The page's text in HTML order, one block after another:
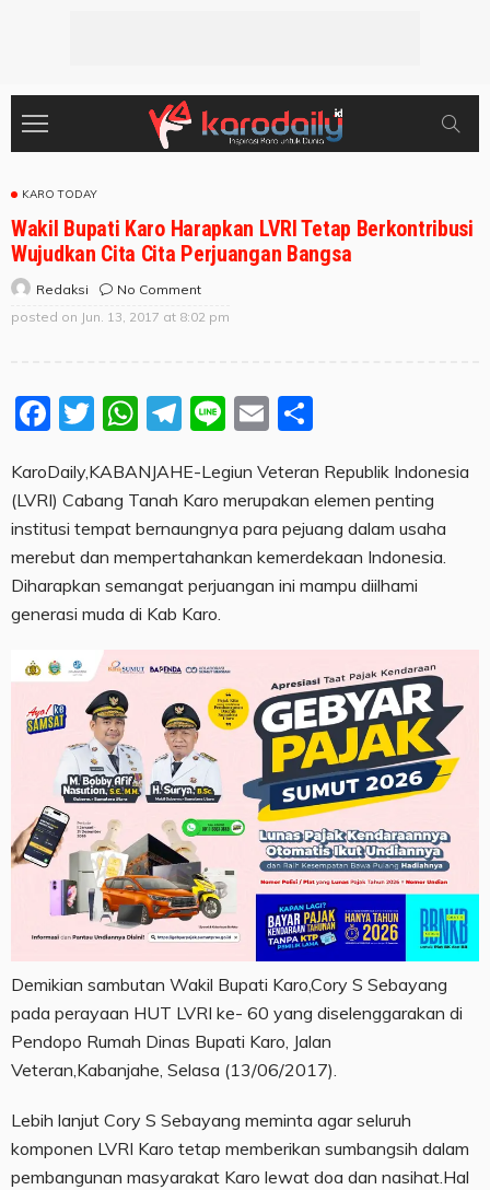
KARO TODAY
Wakil Bupati Karo Harapkan LVRI Tetap Berkontribusi
Wujudkan Cita Cita Perjuangan Bangsa
Redaksi
No Comment
posted on Jun. 13, 2017 at 8:02 pm
Facebook
Twitter
WhatsApp
Telegram
LineEmail
KaroDaily,KABANJAHE-Legiun Veteran Republik Indonesia
(LVRI) Cabang Tanah Karo merupakan elemen penting
institusi tempat bernaungnya para pejuang dalam usaha
merebut dan mempertahankan kemerdekaan Indonesia.
Diharapkan semangat perjuangan ini mampu diilhami
generasi muda di Kab Karo.
Demikian sambutan Wakil Bupati Karo,Cory S Sebayang
pada perayaan HUT LVRI ke- 60 yang diselenggarakan di
Pendopo Rumah Dinas Bupati Karo, Jalan
Veteran,Kabanjahe, Selasa (13/06/2017).
Lebih lanjut Cory S Sebayang meminta agar seluruh
komponen LVRI Karo tetap memberikan sumbangsih dalam
pembangunan masyarakat Karo lewat doa dan nasihat.Hal